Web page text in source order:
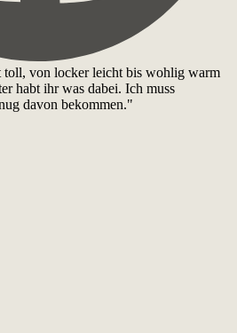
von locker leicht bis wohlig warm
habt ihr was dabei. Ich muss
davon bekommen."